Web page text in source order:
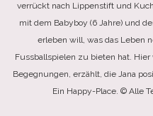
verrückt nach Lippenstift und
mit dem Babyboy (6 Jahre) und
erleben will, was das Leben
Fussballspielen zu bieten hat.
Begegnungen, erzählt, die Jana
Ein Happy-Place. © Alle